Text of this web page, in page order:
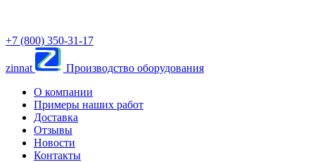
+7 (800) 350-31-17
zinnat
Производство оборудования
О компании
Примеры наших работ
Доставка
Отзывы
Новости
Контакты